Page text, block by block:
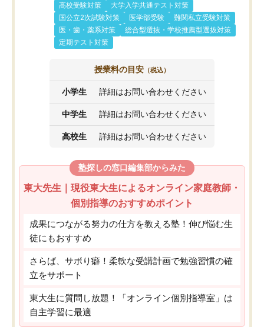
高校受験対策
大学入学共通テスト対策
国公立2次試験対策
医学部受験
難関私立受験対策
医・歯・薬系対策
総合型選抜・学校推薦型選抜対策
定期テスト対策
授業料の目安 （税込）
小学生 詳細はお問い合わせください
中学生 詳細はお問い合わせください
高校生 詳細はお問い合わせください
塾探しの窓口編集部からみた
東大先生｜現役東大生によるオンライン家庭教師・
個別指導のおすすめポイント
成果につながる努力の仕方を教える塾！伸び悩む生
徒にもおすすめ
さらば、サボり癖！柔軟な受講計画で勉強習慣の確
立をサポート
東大生に質問し放題！「オンライン個別指導室」は
自主学習に最適